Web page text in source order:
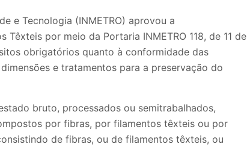
e Tecnologia (INMETRO) aprovou a
por meio da Portaria INMETRO 118, de 11 de
obrigatórios quanto à conformidade das
e tratamentos para a preservação do
bruto, processados ou semitrabalhados,
por fibras, por filamentos têxteis ou por
de fibras, ou de filamentos têxteis, ou